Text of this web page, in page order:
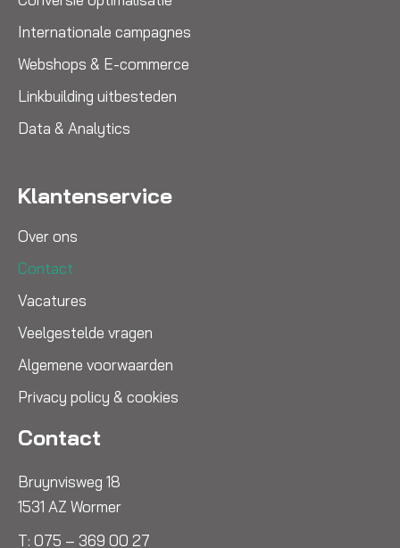
Internationale campagnes
Webshops & E-commerce
Linkbuilding uitbesteden
Data & Analytics
Klantenservice
Over ons
Contact
Vacatures
Veelgestelde vragen
Algemene voorwaarden
Privacy policy & cookies
Contact
Bruynvisweg 18
1531 AZ Wormer
T: 075 – 369 00 27